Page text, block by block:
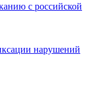
с российской
нарушений